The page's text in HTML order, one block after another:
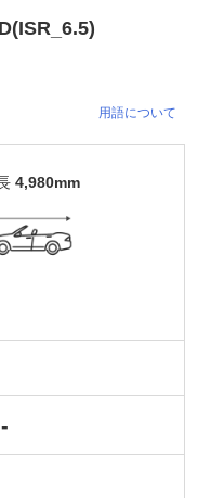
用語について
4,980mm
-